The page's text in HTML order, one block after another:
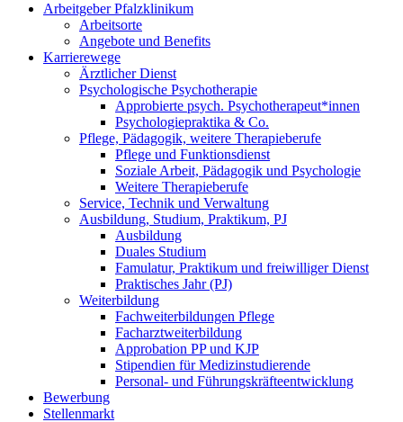
Arbeitgeber Pfalzklinikum
Arbeitsorte
Angebote und Benefits
Karrierewege
Ärztlicher Dienst
Psychologische Psychotherapie
Approbierte psych. Psychotherapeut*innen
Psychologiepraktika & Co.
Pflege, Pädagogik, weitere Therapieberufe
Pflege und Funktionsdienst
Soziale Arbeit, Pädagogik und Psychologie
Weitere Therapieberufe
Service, Technik und Verwaltung
Ausbildung, Studium, Praktikum, PJ
Ausbildung
Duales Studium
Famulatur, Praktikum und freiwilliger Dienst
Praktisches Jahr (PJ)
Weiterbildung
Fachweiterbildungen Pflege
Facharztweiterbildung
Approbation PP und KJP
Stipendien für Medizinstudierende
Personal- und Führungskräfteentwicklung
Bewerbung
Stellenmarkt